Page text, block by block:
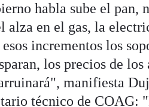
habla sube el pan,
alza en el gas, la
incrementos los
los precios de
manifiesta
técnico de COAG: